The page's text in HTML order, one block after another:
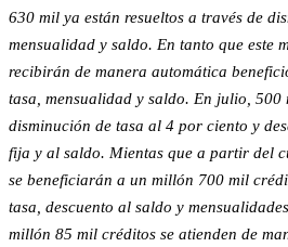
630 mil ya están resueltos a través de
mensualidad y saldo. En tanto que este
recibirán de manera automática
tasa, mensualidad y saldo. En julio,
disminución de tasa al 4 por ciento y
fija y al saldo. Mientas que a partir del
se beneficiarán a un millón 700 mil
tasa, descuento al saldo y
millón 85 mil créditos se atienden de